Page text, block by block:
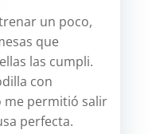
un poco,
que
las cumpli.
con
me permitió salir
perfecta.